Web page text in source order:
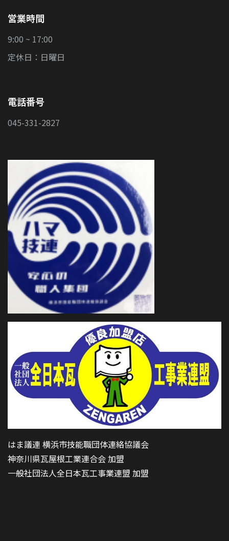
営業時間
9:00 ~ 17:00
定休日：日曜日
電話番号
045-331-2827
はま議連 横浜市技能職団体連絡協議会
神奈川県瓦屋根工業連合会 加盟
一般社団法人全日本瓦工事業連盟 加盟